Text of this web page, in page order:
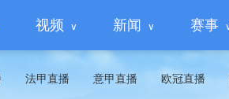
视频 新闻 赛事
法甲直播 意甲直播 欧冠直播